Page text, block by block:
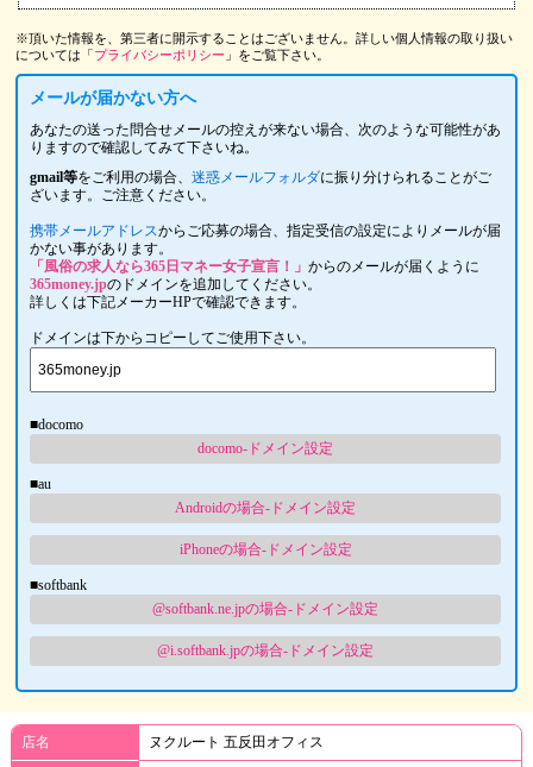
※頂いた情報を、第三者に開示することはございません。詳しい個人情報の取り扱い
については「プライバシーポリシー 」をご覧下さい。
メールが届かない方へ
あなたの送った問合せメールの控えが来ない場合、次のような可能性があ
りますので確認してみて下さいね。
gmail等をご利用の場合、迷惑メールフォルダに振り分けられることがご
ざいます。ご注意ください。
携帯メールアドレスからご応募の場合、指定受信の設定によりメールが届
かない事があります。
「風俗の求人なら365日マネー女子宣言！」からのメールが届くように
365money.jpのドメインを追加してください。
詳しくは下記メーカーHPで確認できます。
ドメインは下からコピーしてご使用下さい。
■docomo
docomo-ドメイン設定
■au
Androidの場合-ドメイン設定
iPhoneの場合-ドメイン設定
■softbank
@softbank.ne.jpの場合-ドメイン設定
@i.softbank.jpの場合-ドメイン設定
店名 ヌクルート 五反田オフィス